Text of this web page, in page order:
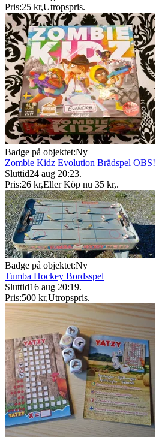
Pris:25 kr,Utropspris.
Badge på objektet:Ny
Zombie Kidz Evolution Brädspel
Sluttid24 aug 20:23.
Pris:26 kr,Eller Köp nu 35 kr,.
Badge på objektet:Ny
Tumba Hockey Bordsspel
Sluttid16 aug 20:19.
Pris:500 kr,Utropspris.